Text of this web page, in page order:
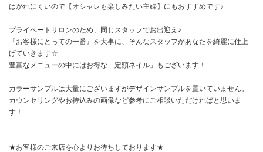
ネイルカタログ
メンズカタログ
はがれにくいので【オシャレも楽しみたい主婦】にもおすすめです♪
プライベートサロンのため、同じスタッフでお出迎え♪
『お客様にとっての一番』を大事に、そんなスタッフがあなたを綺麗に仕上
げていきます☆
豊富なメニューの中にはお得な「定額ネイル」もございます！
カラーサンプルは大量にございますがデザインサンプルを置いていません。
カウンセリングやお持込みの画像など参考にご相談いただければと思いま
す！
★お客様のご来店を心よりお待ちしております★